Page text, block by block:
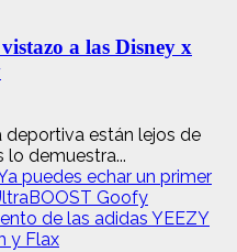
a las Disney x
deportiva están lejos de
lo demuestra...
puedes echar un primer
Goofy
de las adidas YEEZY
y Flax